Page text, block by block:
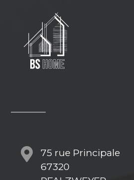
75 rue Principale
67320